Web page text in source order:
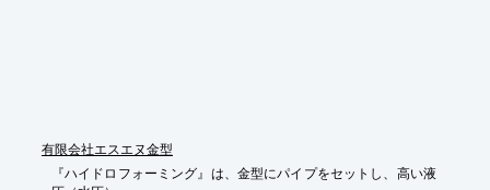
有限会社エスエヌ金型
『ハイドロフォーミング』は、金型にパイプをセットし、高い液